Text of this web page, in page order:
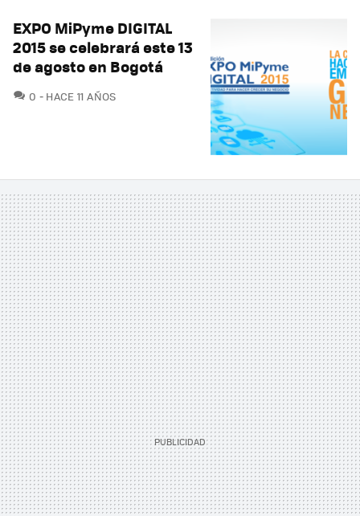
EXPO MiPyme DIGITAL
2015 se celebrará este 13
de agosto en Bogotá
0 COMENTARIOS
HACE 11 AÑOS